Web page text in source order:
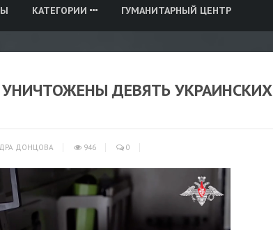
КАТЕГОРИИ ГУМАНИТАРНЫЙ ЦЕНТР
ДЕВЯТЬ УКРАИНСКИХ
ДОНЦОВА 946 0